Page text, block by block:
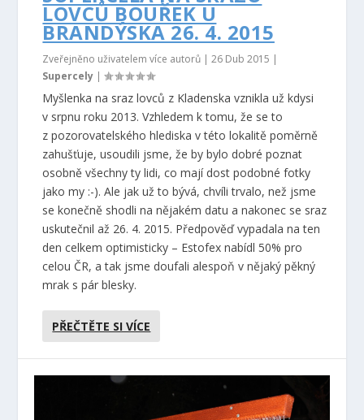
LOVCŮ BOUŘEK U
BRANDÝSKA 26. 4. 2015
Zveřejněno uživatelem více autorů |26 Dub 2015 |
Supercely |
Myšlenka na sraz lovců z Kladenska vznikla už kdysi
v srpnu roku 2013. Vzhledem k tomu, že se to
z pozorovatelského hlediska v této lokalitě poměrně
zahušťuje, usoudili jsme, že by bylo dobré poznat
osobně všechny ty lidi, co mají dost podobné fotky
jako my :-). Ale jak už to bývá, chvíli trvalo, než jsme
se konečně shodli na nějakém datu a nakonec se sraz
uskutečnil až 26. 4. 2015. Předpověď vypadala na ten
den celkem optimisticky – Estofex nabídl 50% pro
celou ČR, a tak jsme doufali alespoň v nějaký pěkný
mrak s pár blesky.
PŘEČTĚTE SI VÍCE